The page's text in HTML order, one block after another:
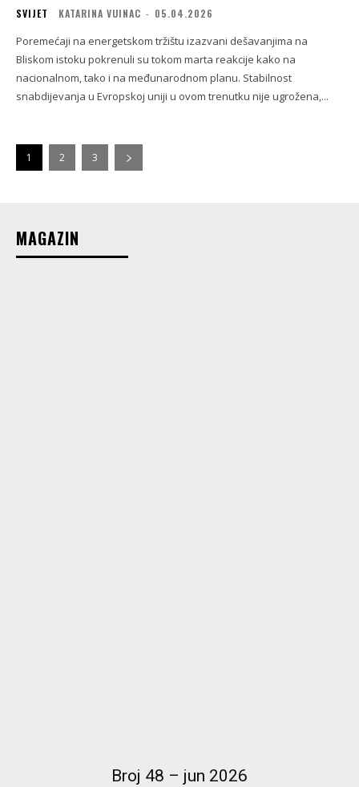
SVIJET KATARINA VUINAC - 05.04.2026
Poremećaji na energetskom tržištu izazvani dešavanjima na
Bliskom istoku pokrenuli su tokom marta reakcije kako na
nacionalnom, tako i na međunarodnom planu. Stabilnost
snabdijevanja u Evropskoj uniji u ovom trenutku nije ugrožena,...
1 2 3
MAGAZIN
Broj 48 – jun 2026